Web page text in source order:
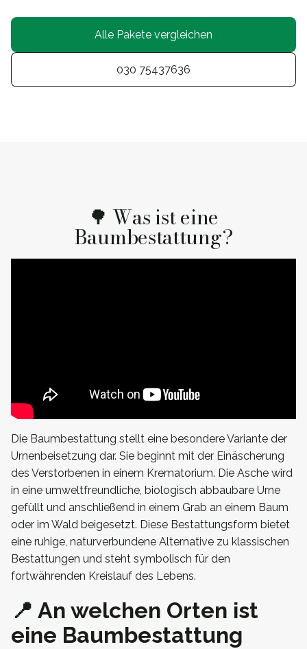
Alle Pakete vergleichen
030 75437636
🌳 Was ist eine
Baumbestattung?
Die Baumbestattung stellt eine besondere Variante der
Urnenbeisetzung dar. Sie beginnt mit der Einäscherung
des Verstorbenen in einem Krematorium. Die Asche wird
in eine umweltfreundliche, biologisch abbaubare Urne
gefüllt und anschließend in einem Grab an einem Baum
oder im Wald beigesetzt. Diese Bestattungsform bietet
eine ruhige, naturverbundene Alternative zu klassischen
Bestattungen und steht symbolisch für den
fortwährenden Kreislauf des Lebens.
📍 An welchen Orten ist
eine Baumbestattung